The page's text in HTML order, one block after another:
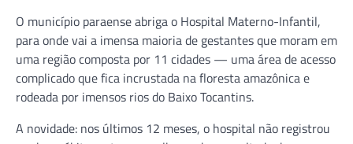
O município paraense abriga o Hospital Materno-Infantil,
para onde vai a imensa maioria de gestantes que moram em
uma região composta por 11 cidades — uma área de acesso
complicado que fica incrustada na floresta amazônica e
rodeada por imensos rios do Baixo Tocantins.
A novidade: nos últimos 12 meses, o hospital não registrou